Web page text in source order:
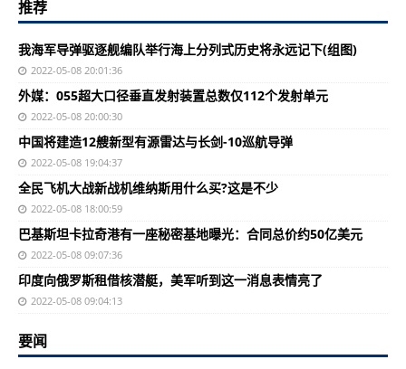
推荐
我海军导弹驱逐舰编队举行海上分列式历史将永远记下(组图)
2022-05-08 20:01:36
外媒：055超大口径垂直发射装置总数仅112个发射单元
2022-05-08 20:00:30
中国将建造12艘新型有源雷达与长剑-10巡航导弹
2022-05-08 19:04:37
全民飞机大战新战机维纳斯用什么买?这是不少
2022-05-08 18:00:59
巴基斯坦卡拉奇港有一座秘密基地曝光：合同总价约50亿美元
2022-05-08 09:07:36
印度向俄罗斯租借核潜艇，美军听到这一消息表情亮了
2022-05-08 09:04:13
要闻